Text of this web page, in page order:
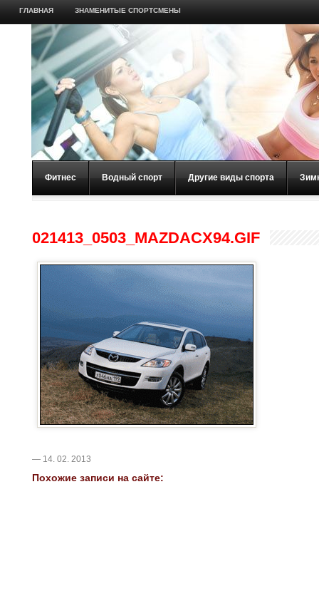
ГЛАВНАЯ ЗНАМЕНИТЫЕ СПОРТСМЕНЫ
Фитнес Водный спорт Другие виды спорта
021413_0503_MAZDACX94.GIF
— 14. 02. 2013
Похожие записи на сайте: